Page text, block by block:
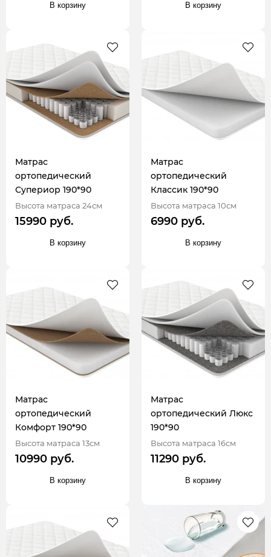
В корзину В корзину
Матрас
ортопедический
Супериор 190*90
Высота матраса 24см
15990 руб.
В корзину
Матрас
ортопедический
Классик 190*90
Высота матраса 10см
6990 руб.
В корзину
Матрас
ортопедический
Комфорт 190*90
Высота матраса 13см
10990 руб.
В корзину
Матрас
ортопедический Люкс
190*90
Высота матраса 16см
11290 руб.
В корзину